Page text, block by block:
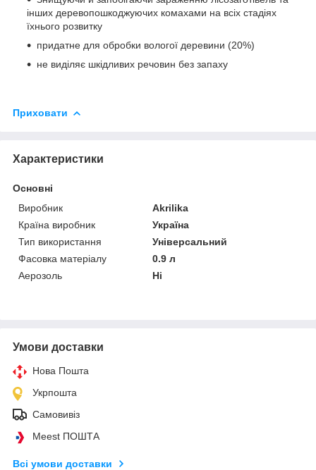
інших деревопошкоджуючих комахами на всіх стадіях
їхнього розвитку
придатне для обробки вологої деревини (20%)
не виділяє шкідливих речовин без запаху
Приховати
Характеристики
Основні
Виробник
Akrilika
Країна виробник
Україна
Тип використання
Універсальний
Фасовка матеріалу
0.9 л
Аерозоль
Ні
Умови доставки
Нова Пошта
Укрпошта
Самовивіз
Meest ПОШТА
Всі умови доставки